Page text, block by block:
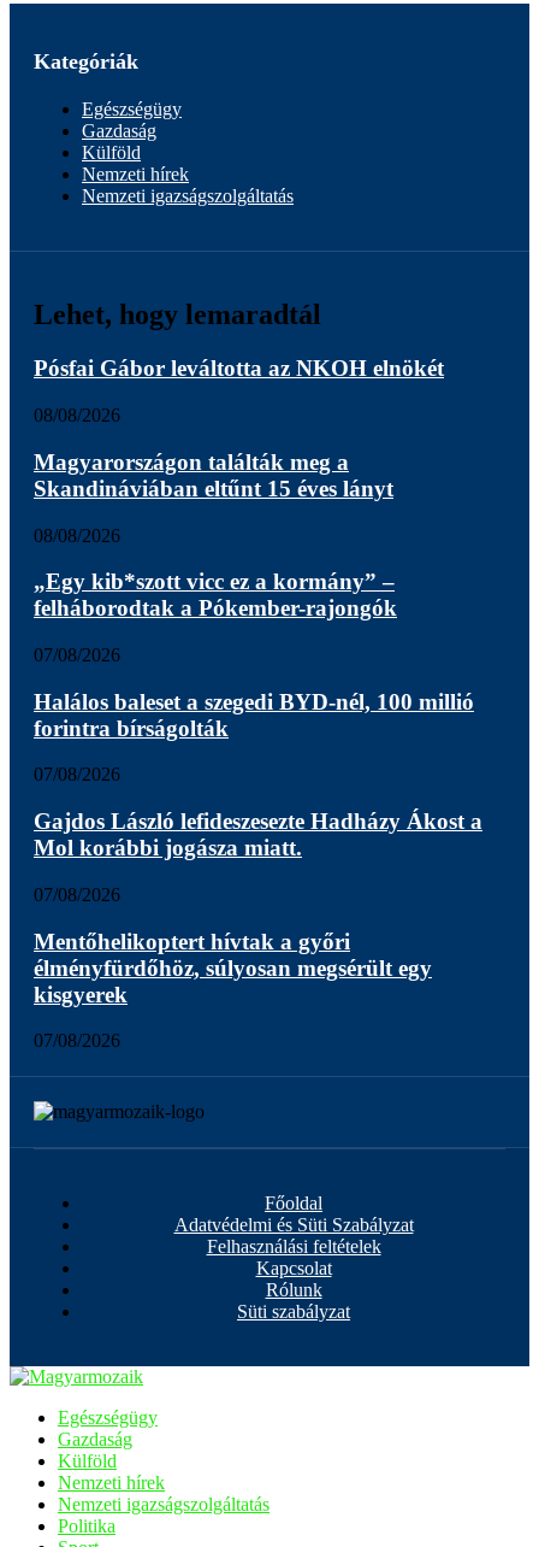
Kategóriák
Egészségügy
Gazdaság
Külföld
Nemzeti hírek
Nemzeti igazságszolgáltatás
Lehet, hogy lemaradtál
Pósfai Gábor leváltotta az NKOH elnökét
08/08/2026
Magyarországon találták meg a
Skandináviában eltűnt 15 éves lányt
08/08/2026
„Egy kib*szott vicc ez a kormány” –
felháborodtak a Pókember-rajongók
07/08/2026
Halálos baleset a szegedi BYD-nél, 100 millió
forintra bírságolták
07/08/2026
Gajdos László lefideszesezte Hadházy Ákost a
Mol korábbi jogásza miatt.
07/08/2026
Mentőhelikoptert hívtak a győri
élményfürdőhöz, súlyosan megsérült egy
kisgyerek
07/08/2026
Főoldal
Adatvédelmi és Süti Szabályzat
Felhasználási feltételek
Kapcsolat
Rólunk
Süti szabályzat
Egészségügy
Gazdaság
Külföld
Nemzeti hírek
Nemzeti igazságszolgáltatás
Politika